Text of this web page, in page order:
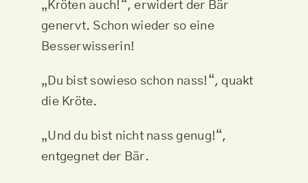
„Kröten auch!“, erwidert der Bär
genervt. Schon wieder so eine
Besserwisserin!
„Du bist sowieso schon nass!“, quakt
die Kröte.
„Und du bist nicht nass genug!“,
entgegnet der Bär.